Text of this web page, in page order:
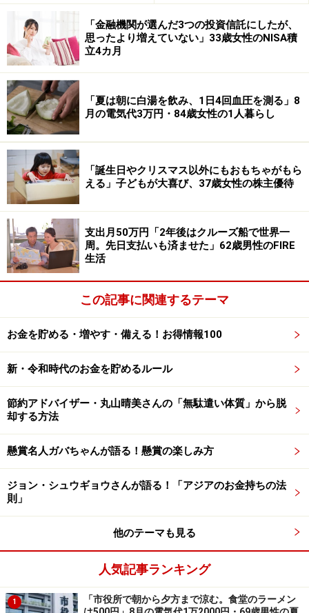
残高の何％なので理論上はいつまでたっても返済が終わ
らないということになります。
それぞれの特徴を解説するのはここでは難しいのです
が、いずれにしても借入額が多くなると何年たっても元
金がほとんど減らないという恐ろしい事態になります。
このような知識を一つでも増やしておくことで、より適
切な判断や選択が可能になります契約書やパンフレット
を見て用語で少しでもわからないことがあれば調べるこ
と。その点いまはすぐにネットで調べることができま
す。
心理学や行動科学の本を読んで自分自身を
もう一つは“自分自身を知ること”です。自分の性格や気
質、長所や短所、強みや弱みを客観的に把握すること。
そこから自分に合ったライフスタイルやライフプランを
作ることができます。また自分の消費性向や嗜好、どん
なものに誘惑されやすいかが分かります。
そのためにお勧めなのが心理学系の本や行動科学系の本
を読むことです。それによって人間の心理や行動を知る
ことができます。自分自身の性格や気質、思考の癖を客
観的に把握することができるのです。
影響されていることが分かるでしょう。それによってお
解できるようになります。自分を突き放して見る目を持
「金融機関が選んだ3つの投資信託にしたが、
思ったより増えていない」33歳女性のNISA積
立4カ月
「夏は朝に白湯を飲み、1日4回血圧を測る」8
月の電気代3万円・84歳女性の1人暮らし
「誕生日やクリスマス以外にもおもちゃがもら
える」子どもが大喜び、37歳女性の株主優待
支出月50万円「2年後はクルーズ船で世界一
周。先日支払いも済ませた」62歳男性のFIRE
生活
この記事に関連するテーマ
お金を貯める・増やす・備える！お得情報100
新・令和時代のお金を貯めるルール
節約アドバイザー・丸山晴美さんの「無駄遣い体質」から脱
却する方法
懸賞名人ガバちゃんが語る！懸賞の楽しみ方
ジョン・シュウギョウさんが語る！「アジアのお金持ちの法
則」
他のテーマも見る
人気記事ランキング
1
「市役所で朝から夕方まで涼む。食堂のラーメン